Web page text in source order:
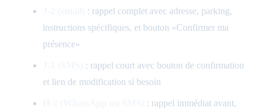
: rappel complet avec adresse, parking,
instructions spécifiques, et bouton «Confirmer ma
présence»
: rappel court avec bouton de confirmation
et lien de modification si besoin
: rappel immédiat avant,